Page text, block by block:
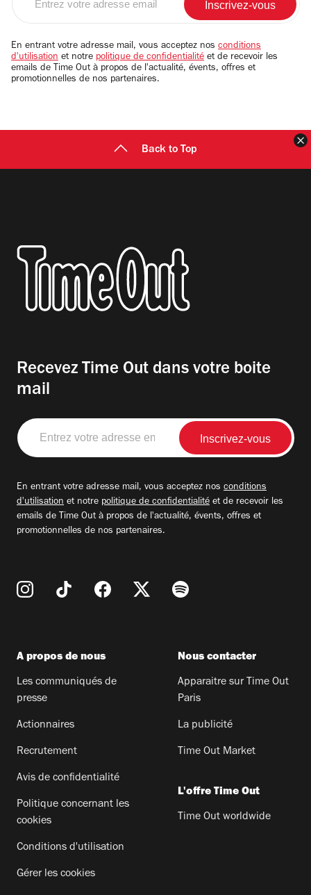
email
En entrant votre adresse mail, vous acceptez nos conditions
d'utilisation et notre politique de confidentialité et de recevoir les
emails de Time Out à propos de l'actualité, évents, offres et
promotionnelles de nos partenaires.
Back to Top
Recevez Time Out dans votre boite
mail
Entrez
votre
adresse
En entrant votre adresse mail, vous acceptez nos conditions
d'utilisation et notre politique de confidentialité et de recevoir les
emails de Time Out à propos de l'actualité, évents, offres et
promotionnelles de nos partenaires.
A propos de nous
Les communiqués de
presse
Actionnaires
Recrutement
Avis de confidentialité
Politique concernant les
cookies
Conditions d'utilisation
Gérer les cookies
Nous contacter
Apparaitre sur Time Out
Paris
La publicité
Time Out Market
L'offre Time Out
Time Out worldwide